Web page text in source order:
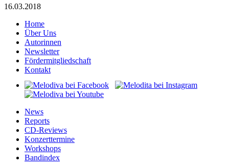
16.03.2018
Home
Über Uns
Autorinnen
Newsletter
Fördermitgliedschaft
Kontakt
News
Reports
CD-Reviews
Konzerttermine
Workshops
Bandindex